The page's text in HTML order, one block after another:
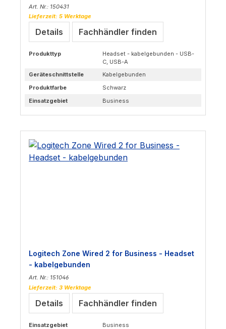
Art. Nr.: 150431
Lieferzeit: 5 Werktage
Details Fachhändler finden
Produkttyp
Headset - kabelgebunden - USB-
C, USB-A
Geräteschnittstelle
Kabelgebunden
Produktfarbe
Schwarz
Einsatzgebiet
Business
Logitech Zone Wired 2 for Business - Headset
- kabelgebunden
Art. Nr.: 151046
Lieferzeit: 3 Werktage
Details Fachhändler finden
Einsatzgebiet
Business